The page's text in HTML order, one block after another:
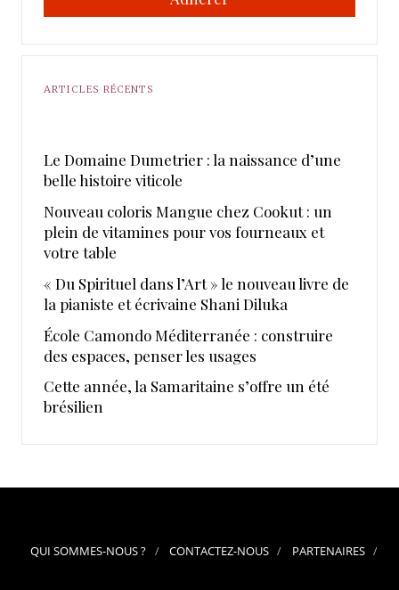
ARTICLES RÉCENTS
Le Domaine Dumetrier : la naissance d’une
belle histoire viticole
Nouveau coloris Mangue chez Cookut : un
plein de vitamines pour vos fourneaux et
votre table
« Du Spirituel dans l’Art » le nouveau livre de
la pianiste et écrivaine Shani Diluka
École Camondo Méditerranée : construire
des espaces, penser les usages
Cette année, la Samaritaine s’offre un été
brésilien
QUI SOMMES-NOUS ? CONTACTEZ-NOUS PARTENAIRES